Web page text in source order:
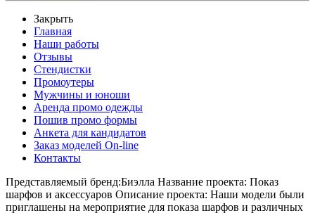
Закрыть
Главная
Наши работы
Отзывы
Стендистки
Промоутеры
Мужчины и юноши
Аренда промо одежды
Пошив промо формы
Анкета для кандидатов
Заказ моделей On-line
Контакты
Представляемый бренд:Биэлла Название проекта: Показ
шарфов и аксессуаров Описание проекта: Наши модели были
приглашены на мероприятие для показа шарфов и различных